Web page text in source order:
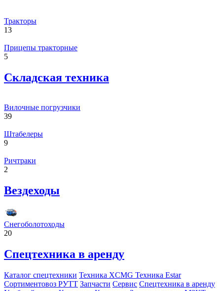
Тракторы
13
Прицепы тракторные
5
Складская техника
Вилочные погрузчики
39
Штабелеры
9
Ричтраки
2
Вездеходы
Снегоболотоходы
20
Спецтехника в аренду
Каталог спецтехники Техника XCMG Техника Estar
Сортиментовоз РУТТ Запчасти Сервис Спецтехника в аренду